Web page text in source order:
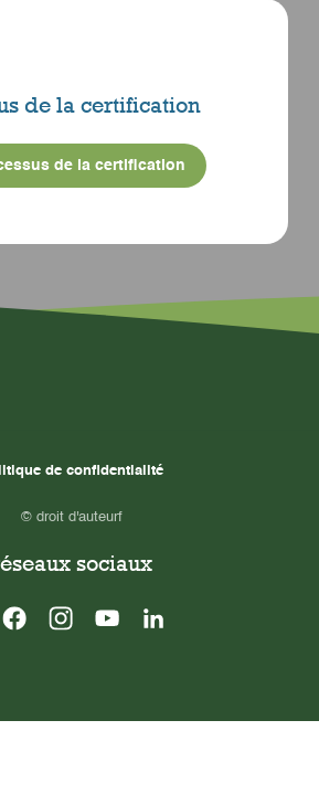
de la certification
de la certification
de confidentialité
© droit d'auteurf
sociaux